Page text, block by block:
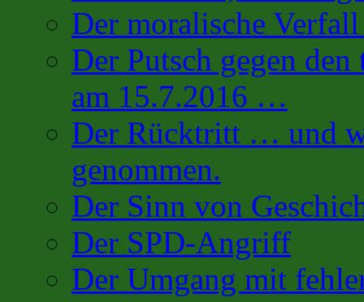
Der moralische
Der Putsch gegen
am 15.7.2016 …
Der Rücktritt … und
genommen.
Der Sinn von
Der SPD-Angriff
Der Umgang mit